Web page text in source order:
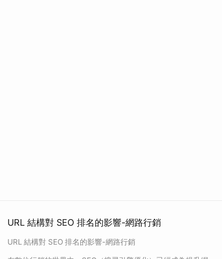
URL 結構對 SEO 排名的影響-網路行銷
URL 結構對 SEO 排名的影響-網路行銷